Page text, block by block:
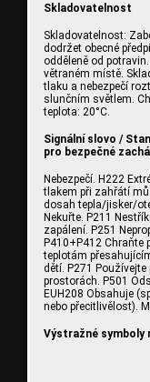
Skladovatelnost
Skladovatelnost:
dodržet obecné
odděleně od
větraném místě.
tlaku a nebezpečí
slunčním světlem.
teplota: 20°C.
Signální slovo /
pro bezpečné
Nebezpečí. H222
tlakem při zahřátí
dosah tepla/jisker/
Nekuřte. P211
zapálení. P251
P410+P412 Chraňte
teplotám
dětí. P271 Používejte
prostorách. P501
EUH208 Obsahuje
nebo přecitlivělost).
Výstražné symboly